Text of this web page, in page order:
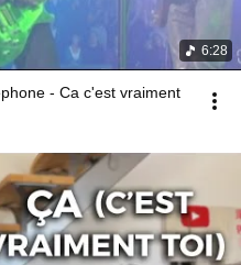
6:28
- Ca c'est vraiment